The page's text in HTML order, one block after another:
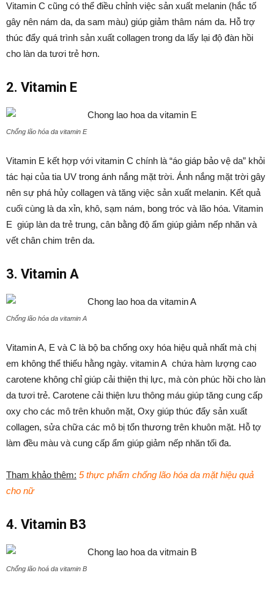
Vitamin C cũng có thể điều chỉnh việc sản xuất melanin (hắc tố
gây nên nám da, da sam màu) giúp giảm thâm nám da. Hỗ trợ
thúc đẩy quá trình sản xuất collagen trong da lấy lại độ đàn hồi
cho làn da tươi trẻ hơn.
2. Vitamin E
Chống lão hóa da vitamin E
Vitamin E kết hợp với vitamin C chính là “áo giáp bảo vệ da” khỏi
tác hại của tia UV trong ánh nắng mặt trời. Ánh nắng mặt trời gây
nên sự phá hủy collagen và tăng việc sản xuất melanin. Kết quả
cuối cùng là da xỉn, khô, sạm nám, bong tróc và lão hóa. Vitamin
E giúp làn da trẻ trung, cân bằng độ ẩm giúp giảm nếp nhăn và
vết chân chim trên da.
3. Vitamin A
Chống lão hóa da vitamin A
Vitamin A, E và C là bộ ba chống oxy hóa hiệu quả nhất mà chị
em không thể thiếu hằng ngày. vitamin A chứa hàm lượng cao
carotene không chỉ giúp cải thiện thị lực, mà còn phúc hồi cho làn
da tươi trẻ. Carotene cải thiện lưu thông máu giúp tăng cung cấp
oxy cho các mô trên khuôn mặt, Oxy giúp thúc đẩy sản xuất
collagen, sửa chữa các mô bị tổn thương trên khuôn mặt. Hỗ tợ
làm đều màu và cung cấp ẩm giúp giảm nếp nhăn tối đa.
Tham khảo thêm: 5 thực phẩm chống lão hóa da mặt hiệu quả
cho nữ
4. Vitamin B3
Chống lão hoá da vitamin B